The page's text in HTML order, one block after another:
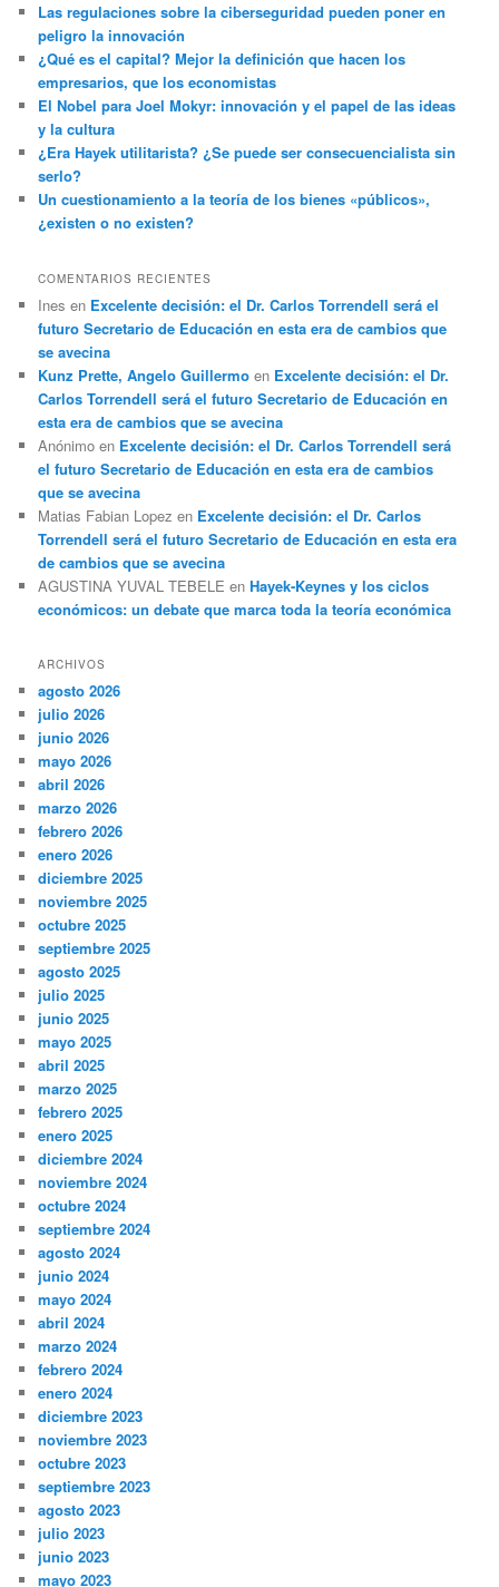
Las regulaciones sobre la ciberseguridad pueden poner en
peligro la innovación
¿Qué es el capital? Mejor la definición que hacen los
empresarios, que los economistas
El Nobel para Joel Mokyr: innovación y el papel de las ideas
y la cultura
¿Era Hayek utilitarista? ¿Se puede ser consecuencialista sin
serlo?
Un cuestionamiento a la teoría de los bienes «públicos»,
¿existen o no existen?
COMENTARIOS RECIENTES
Ines en Excelente decisión: el Dr. Carlos Torrendell será el
futuro Secretario de Educación en esta era de cambios que
se avecina
Kunz Prette, Angelo Guillermo en Excelente decisión: el Dr.
Carlos Torrendell será el futuro Secretario de Educación en
esta era de cambios que se avecina
Anónimo en Excelente decisión: el Dr. Carlos Torrendell será
el futuro Secretario de Educación en esta era de cambios
que se avecina
Matias Fabian Lopez en Excelente decisión: el Dr. Carlos
Torrendell será el futuro Secretario de Educación en esta era
de cambios que se avecina
AGUSTINA YUVAL TEBELE enHayek-Keynes y los ciclos
económicos: un debate que marca toda la teoría económica
ARCHIVOS
agosto 2026
julio 2026
junio 2026
mayo 2026
abril 2026
marzo 2026
febrero 2026
enero 2026
diciembre 2025
noviembre 2025
octubre 2025
septiembre 2025
agosto 2025
julio 2025
junio 2025
mayo 2025
abril 2025
marzo 2025
febrero 2025
enero 2025
diciembre 2024
noviembre 2024
octubre 2024
septiembre 2024
agosto 2024
junio 2024
mayo 2024
abril 2024
marzo 2024
febrero 2024
enero 2024
diciembre 2023
noviembre 2023
octubre 2023
septiembre 2023
agosto 2023
julio 2023
junio 2023
mayo 2023